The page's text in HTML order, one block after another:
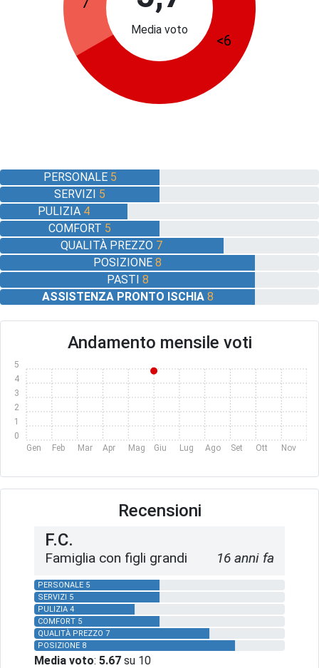
Media voto
<6
PERSONALE 5
SERVIZI 5
PULIZIA 4
COMFORT 5
QUALITÀ PREZZO 7
POSIZIONE8
PASTI 8
ASSISTENZA PRONTO ISCHIA 8
Andamento mensile voti
Gen Feb Mar Apr Mag Giu Lug Ago Set Ott Nov
0
1
2
3
4
5
Recensioni
F.C.
Famiglia con figli grandi 16 anni fa
PERSONALE 5
SERVIZI 5
PULIZIA 4
COMFORT 5
QUALITÀ PREZZO 7
POSIZIONE 8
Media voto:5.67 su 10